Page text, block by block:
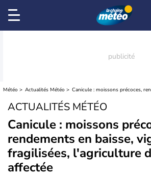
Météo Actualités Météo
ACTUALITÉS MÉTÉO
Canicule : moissons
rendements en baisse,
fragilisées, l'agriculture
affectée